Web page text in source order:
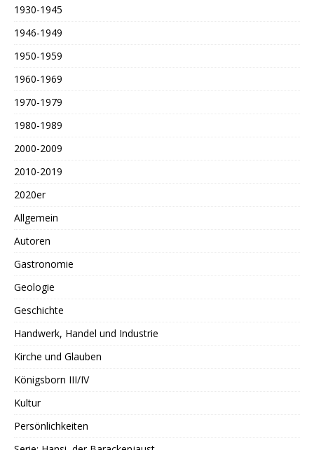
1930-1945
1946-1949
1950-1959
1960-1969
1970-1979
1980-1989
2000-2009
2010-2019
2020er
Allgemein
Autoren
Gastronomie
Geologie
Geschichte
Handwerk, Handel und Industrie
Kirche und Glauben
Königsborn III/IV
Kultur
Persönlichkeiten